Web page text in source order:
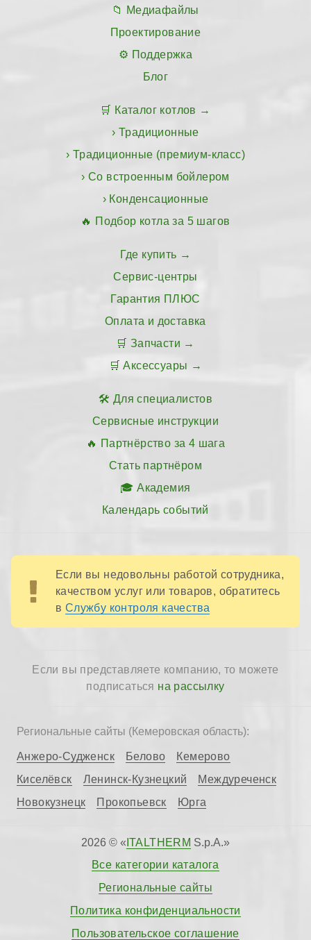
Медиафайлы
Проектирование
Поддержка
Блог
Каталог котлов
Традиционные
Традиционные (премиум-класс)
Со встроенным бойлером
Конденсационные
Подбор котла за 5 шагов
Где купить
Сервис-центры
Гарантия ПЛЮС
Оплата и доставка
Запчасти
Аксессуары
Для специалистов
Сервисные инструкции
Партнёрство за 4 шага
Стать партнёром
Академия
Календарь событий
Если вы недовольны работой сотрудника,
качеством услуг или товаров, обратитесь
в Службу контроля качества
Если вы представляете компанию, то можете
подписаться на рассылку
Региональные сайты (Кемеровская область):
Анжеро-Судженск Белово
Кемерово
Киселёвск
Ленинск-Кузнецкий
Междуреченск
Новокузнецк
Прокопьевск Юрга
2026 © « ITALTHERM S.p.A.»
Все категории каталога
Региональные сайты
Политика конфиденциальности
Пользовательское соглашение